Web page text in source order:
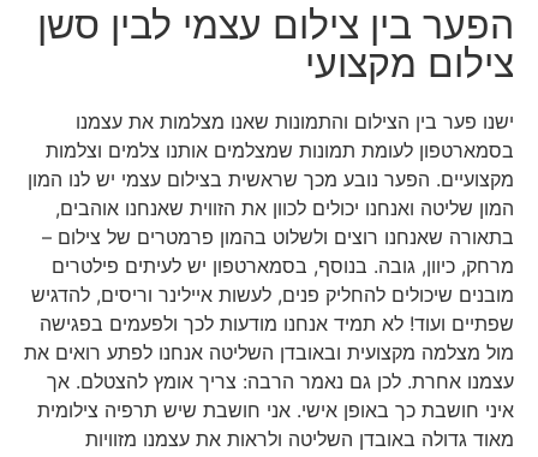
הפער בין צילום עצמי לבין סשן
צילום מקצועי
ישנו פער בין הצילום והתמונות שאנו מצלמות את עצמנו
בסמארטפון לעומת תמונות שמצלמים אותנו צלמים וצלמות
מקצועיים. הפער נובע מכך שראשית בצילום עצמי יש לנו המון
המון שליטה ואנחנו יכולים לכוון את הזווית שאנחנו אוהבים,
בתאורה שאנחנו רוצים ולשלוט בהמון פרמטרים של צילום –
מרחק, כיוון, גובה. בנוסף, בסמארטפון יש לעיתים פילטרים
מובנים שיכולים להחליק פנים, לעשות איילינר וריסים, להדגיש
שפתיים ועוד! לא תמיד אנחנו מודעות לכך ולפעמים בפגישה
מול מצלמה מקצועית ובאובדן השליטה אנחנו לפתע רואים את
עצמנו אחרת. לכן גם נאמר הרבה: צריך אומץ להצטלם. אך
איני חושבת כך באופן אישי. אני חושבת שיש תרפיה צילומית
מאוד גדולה באובדן השליטה ולראות את עצמנו מזוויות